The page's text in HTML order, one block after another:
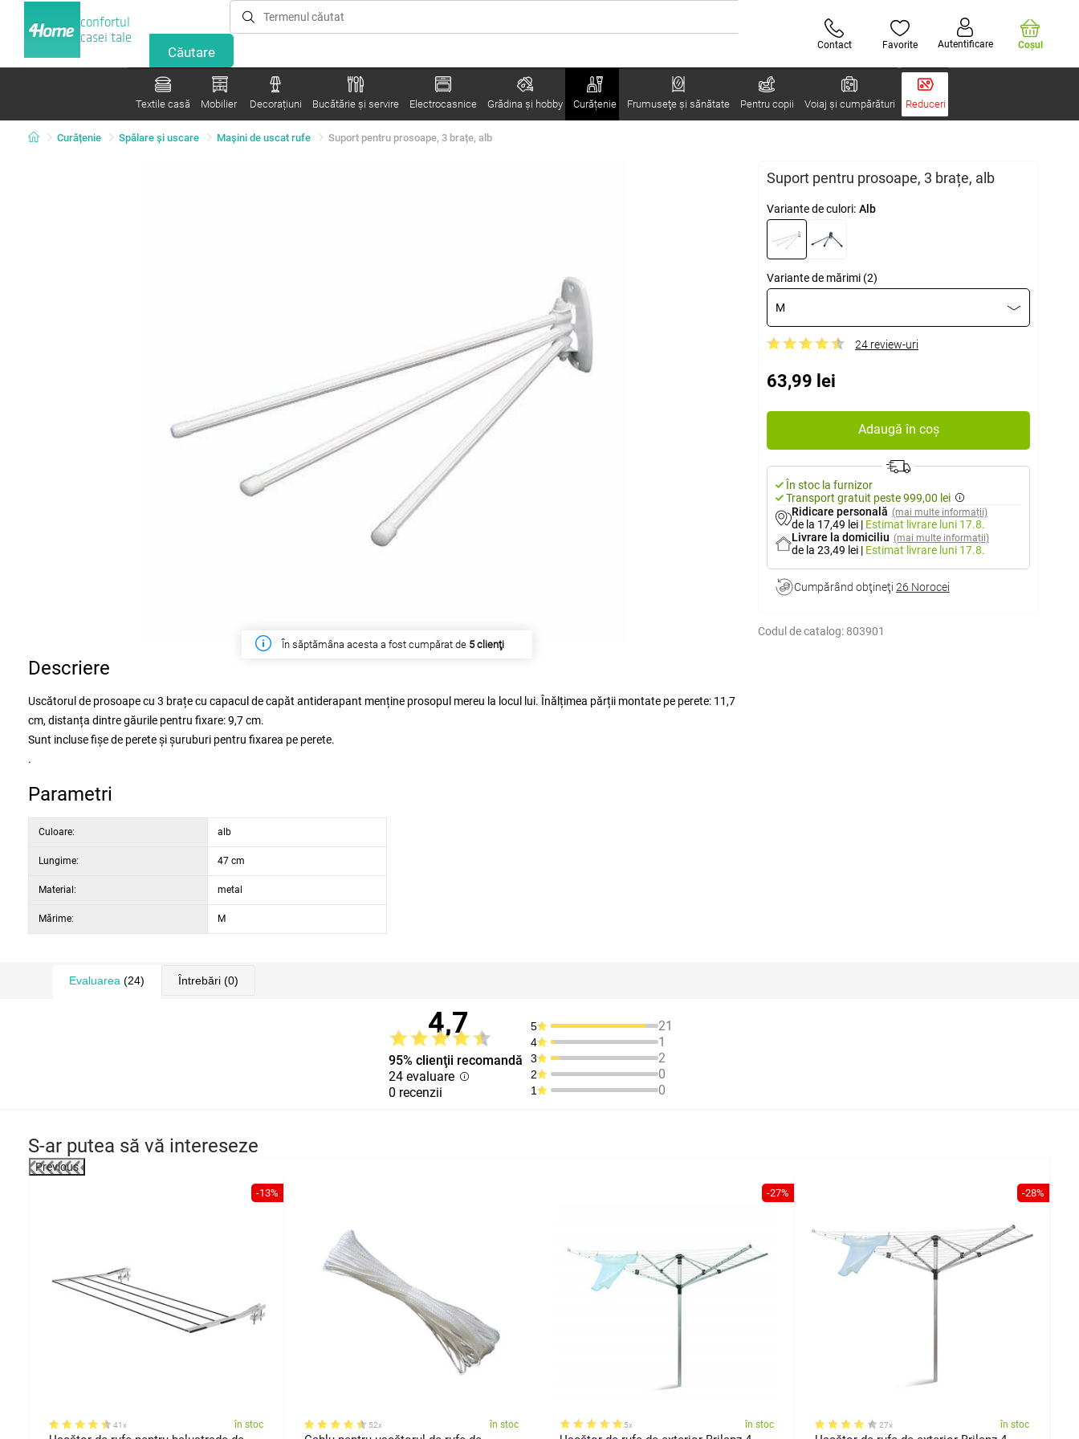
confortul
casei tale
Contact Favorite Autentificare Coşul
Textile casă Mobilier Decorațiuni Bucătărie și servire Electrocasnice Grădina şi hobby Curățenie Frumuseţe şi sănătate Pentru copii Voiaj și cumpărături Reduceri
Curățenie Spălare şi uscare Maşini de uscat rufe Suport pentru prosoape, 3 brațe, alb
În săptămâna acesta a fost cumpărat de 5 clienţi
Suport pentru prosoape, 3 brațe, alb
Variante de culori: Alb
Variante de mărimi (2)
M
24 review-uri
63,99 lei
Adaugă în coș
În stoc la furnizor
Transport gratuit peste 999,00 lei
Ridicare personală (mai multe informații)
de la 17,49 lei | Estimat livrare luni 17.8.
Livrare la domiciliu (mai multe informații)
de la 23,49 lei | Estimat livrare luni 17.8.
Cumpărând obţineţi 26 Norocei
Codul de catalog: 803901
Descriere
Uscătorul de prosoape cu 3 brațe cu capacul de capăt antiderapant menține prosopul mereu la locul lui. Înălțimea părții montate pe perete: 11,7
cm, distanța dintre găurile pentru fixare: 9,7 cm.
Sunt incluse fișe de perete și șuruburi pentru fixarea pe perete.
.
Parametri
Culoare: alb
Lungime: 47 cm
Material: metal
Mărime: M
Evaluarea (24) Întrebări (0)
4,7
95% clienţii recomandă
24 evaluare
0 recenzii
5 21
4 1
3 2
2 0
1 0
S-ar putea să vă intereseze
Previous
-13%
41x în stoc 52x în stoc
-27%
5x în stoc
-28%
27x în stoc